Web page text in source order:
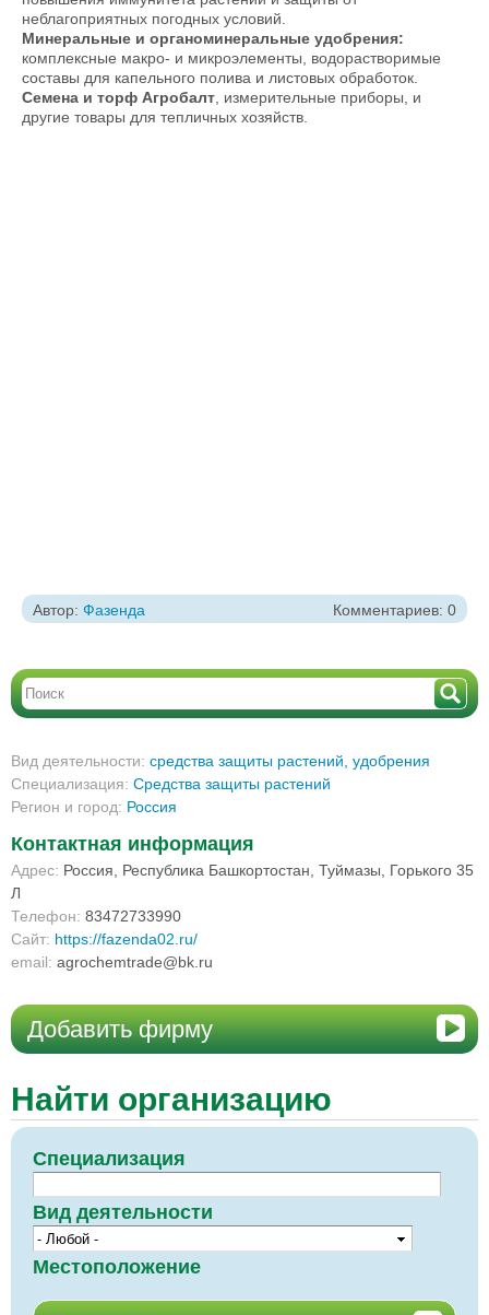
неблагоприятных погодных условий.
Минеральные и органоминеральные удобрения:
комплексные макро- и микроэлементы, водорастворимые
составы для капельного полива и листовых обработок.
Семена и торф Агробалт , измерительные приборы, и
другие товары для тепличных хозяйств.
Автор: Фазенда Комментариев: 0
Вид деятельности: средства защиты растений, удобрения
Специализация: Средства защиты растений
Регион и город: Россия
Контактная информация
Адрес: Россия, Республика Башкортостан, Туймазы, Горького 35
Л
Телефон: 83472733990
Сайт: https://fazenda02.ru/
email: agrochemtrade@bk.ru
Добавить фирму
Найти организацию
Специализация
Вид деятельности
Местоположение